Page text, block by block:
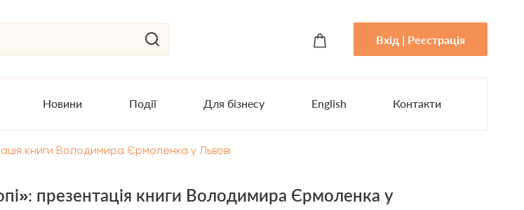
Вхід | Реєстрація
Новини Події Для бізнесу English Контакти
книги Володимира Єрмоленка у Львові
презентація книги Володимира Єрмоленка у